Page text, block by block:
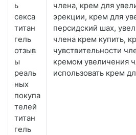
ь
секса
титан
гель
отзыв
ы
реаль
ных
покупа
телей
титан
гель
члена, крем для
эрекции, крем для
персидский шах,
члена крем купить,
чувствительности
кремом увеличения
использовать крем